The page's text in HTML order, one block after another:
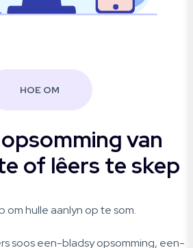
HOE OM
van
of lêers te skep
om hulle aanlyn op te som.
soos een-bladsy opsomming, een-